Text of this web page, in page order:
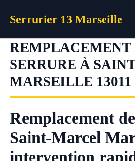
Serrurier 13 Marseille
REMPLACEMENT
SERRURE À
MARSEILLE 13011
Remplacement
Saint-Marcel
intervention